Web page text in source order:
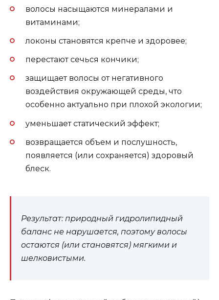
волосы насыщаются минералами и
витаминами;
локоны становятся крепче и здоровее;
перестают сечься кончики;
защищает волосы от негативного
воздействия окружающей среды, что
особенно актуально при плохой экологии;
уменьшает статический эффект;
возвращается объем и послушность,
появляется (или сохраняется) здоровый
блеск.
Результат: природный гидролипидный
баланс не нарушается, поэтому волосы
остаются (или становятся) мягкими и
шелковистыми.